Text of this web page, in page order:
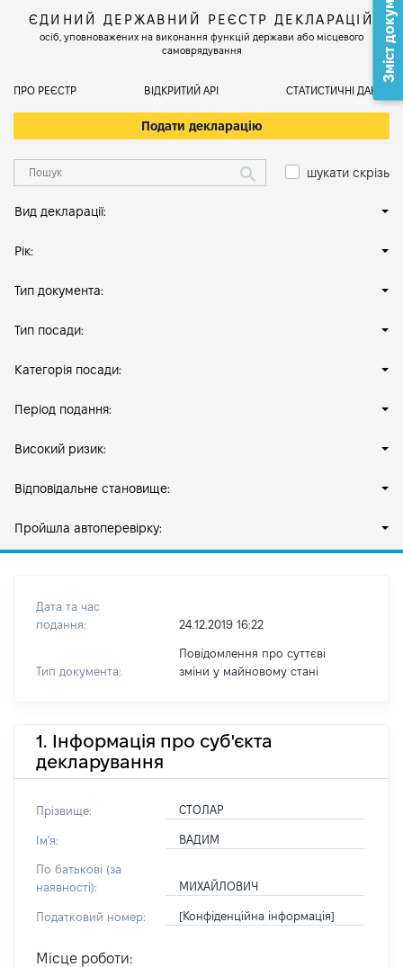
ЄДИНИЙ ДЕРЖАВНИЙ РЕЄСТР ДЕКЛАРАЦІЙ
осіб, уповноважених на виконання функцій держави або місцевого
самоврядування
ПРО РЕЄСТР ВІДКРИТИЙ АРІ СТАТИСТИЧНІ ДАНІ
Подати декларацію
шукати скрізь
Вид декларації:
Рік:
Тип документа:
Тип посади:
Категорія посади:
Період подання:
Високий ризик:
Відповідальне становище:
Пройшла автоперевірку:
Дата та час
подання:
24.12.2019 16:22
Тип документа:
Повідомлення про суттєві
зміни y майновому стані
1. Інформація про суб'єкта
декларування
Прізвище: СТОЛАР
Ім'я: ВАДИМ
По батькові (за
наявності):
МИХАЙЛОВИЧ
Податковий номер: [Конфіденційна інформація]
Місце роботи:
Зміст документа